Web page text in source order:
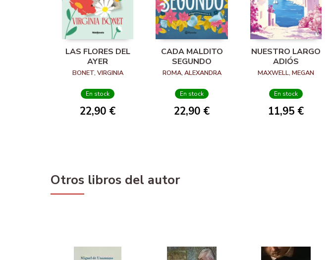
LAS FLORES DEL
AYER
BONET, VIRGINIA
En stock
22,90 €
CADA MALDITO
SEGUNDO
ROMA, ALEXANDRA
En stock
22,90 €
NUESTRO LARGO
ADIÓS
MAXWELL, MEGAN
En stock
11,95 €
Otros libros del autor